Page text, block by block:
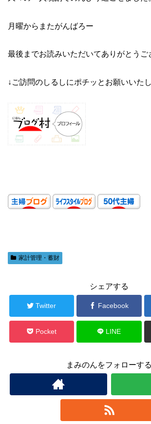
月曜からまたがんばろー
最後までお読みいただいてありがとうご
↓ご訪問のしるしにポチッとお願いいた
家計管理・蓄財
シェアする
Twitter Facebook
Pocket LINE
まみのんをフォローする